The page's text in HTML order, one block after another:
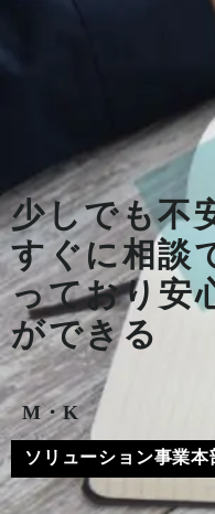
少しでも不
すぐに相談
っており安
ができる
M・K
ソリューション事業